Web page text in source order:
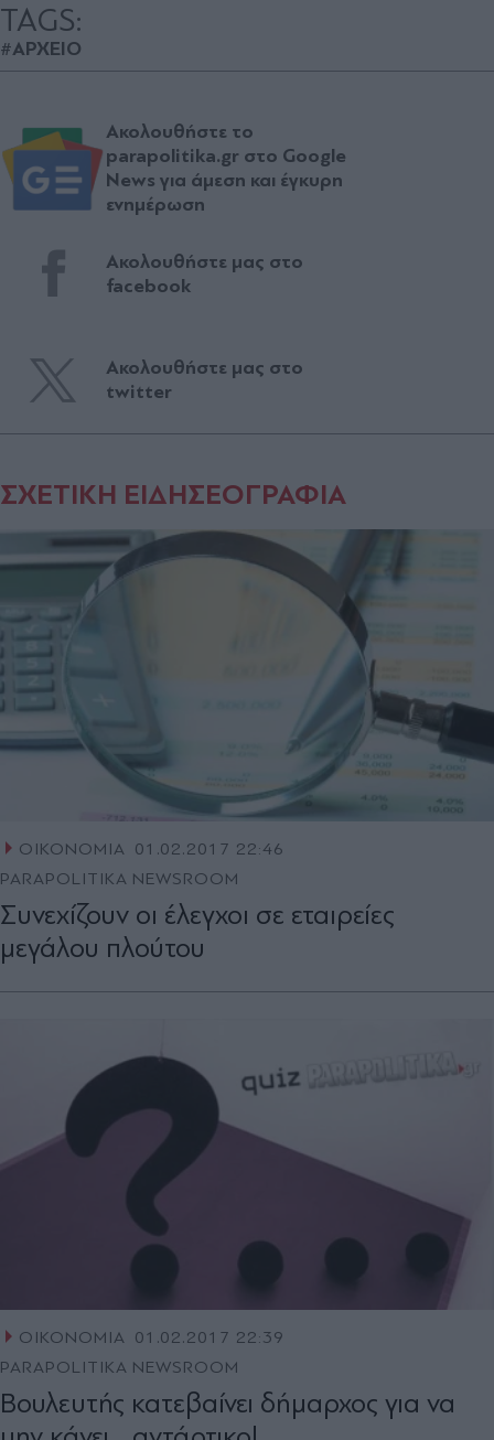
TAGS:
#ΑΡΧΕΙΟ
Ακολουθήστε το
parapolitika.gr στο Google
News για άμεση και έγκυρη
ενημέρωση
Ακολουθήστε μας στο
facebook
Ακολουθήστε μας στο
twitter
ΣΧΕΤΙΚΗ ΕΙΔΗΣΕΟΓΡΑΦΙΑ
ΟΙΚΟΝΟΜΙΑ
01.02.2017 22:46
PARAPOLITIKA NEWSROOM
Συνεχίζουν οι έλεγχοι σε εταιρείες
μεγάλου πλούτου
ΟΙΚΟΝΟΜΙΑ 01.02.2017 22:39
PARAPOLITIKA NEWSROOM
Βουλευτής κατεβαίνει δήμαρχος για να